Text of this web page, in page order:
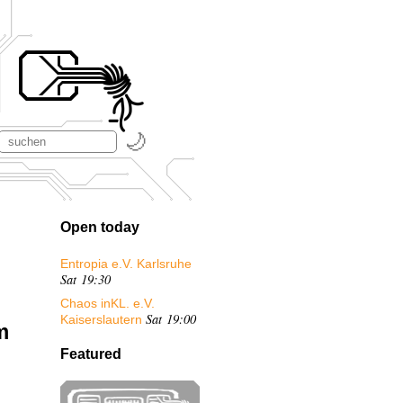
Open today
Entropia e.V. Karlsruhe
Sat 19:30
Chaos inKL. e.V.
Kaiserslautern Sat 19:00
Featured